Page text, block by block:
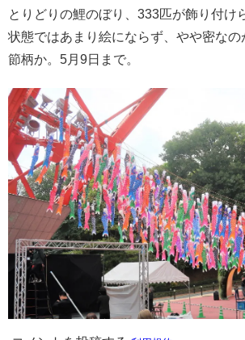
とりどりの鯉のぼり、333匹が飾り付け
状態ではあまり絵にならず、やや密な
節柄か。5月9日まで。